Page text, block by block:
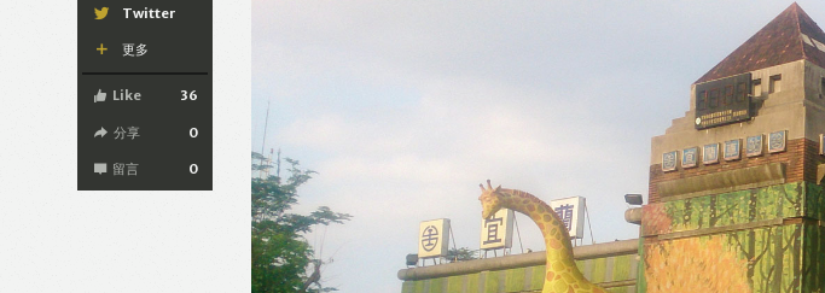
Twitter
更多
Like 36
分享 0
留言 0